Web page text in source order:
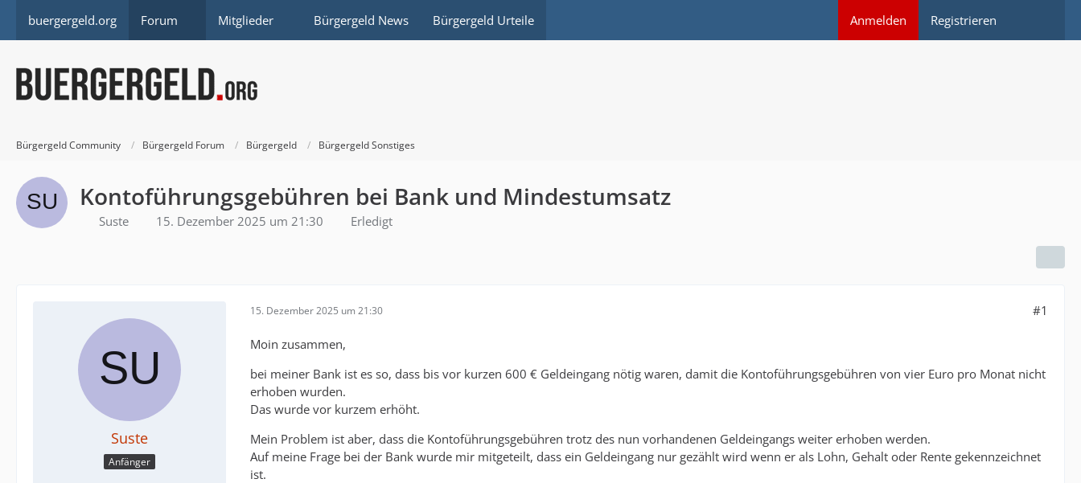
buergergeld.org Forum Mitglieder Bürgergeld News Bürgergeld Urteile Anmelden Registrieren
Bürgergeld Community Bürgergeld Forum Bürgergeld Bürgergeld Sonstiges
Kontoführungsgebühren bei Bank und Mindestumsatz
Suste 15. Dezember 2025 um 21:30 Erledigt
Suste
Anfänger
15. Dezember 2025 um 21:30 #1
Moin zusammen,
bei meiner Bank ist es so, dass bis vor kurzen 600 € Geldeingang nötig waren, damit die Kontoführungsgebühren von vier Euro pro Monat nicht
erhoben wurden.
Das wurde vor kurzem erhöht.
Mein Problem ist aber, dass die Kontoführungsgebühren trotz des nun vorhandenen Geldeingangs weiter erhoben werden.
Auf meine Frage bei der Bank wurde mir mitgeteilt, dass ein Geldeingang nur gezählt wird wenn er als Lohn, Gehalt oder Rente gekennzeichnet
ist.